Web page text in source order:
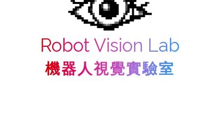
Robot Vision Lab
機器人視覺實驗室